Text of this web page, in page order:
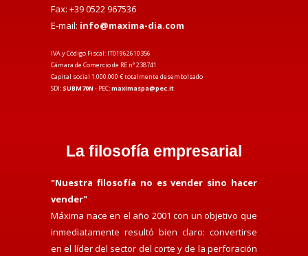
Fax: +39 0522 967536
E-mail: info@maxima-dia.com
IVA y Código Fiscal: IT01962610356
Cámara de Comercio de RE n° 238741
Capital social 1.000.000 € totalmente desembolsado
SDI: SUBM70N - PEC:maximaspa@pec.it
La filosofía empresarial
"Nuestra filosofía no es vender sino hacer
vender"
Máxima nace en el año 2001 con un objetivo que
inmediatamente resultó bien claro: convertirse
en el líder del sector del corte y de la perforación